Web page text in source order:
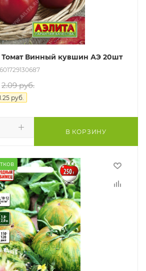
Томат Винный кувшин АЭ 20шт
2.09руб.
руб.
В КОРЗИНУ